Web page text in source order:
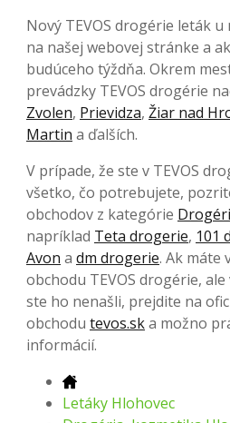
Nový TEVOS drogérie leták u
na našej webovej stránke a
budúceho týždňa. Okrem
prevádzky TEVOS drogérie
Zvolen, Prievidza, Žiar nad
Martin a ďalších.
V prípade, že ste v TEVOS
všetko, čo potrebujete,
obchodov z kategórie
napríklad Teta drogerie, 101
Avon a dm drogerie. Ak máte
obchodu TEVOS drogérie,
ste ho nenašli, prejdite na
obchodu tevos.ska možno
informácií.
Letáky Hlohovec